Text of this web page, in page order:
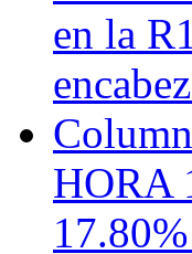
en la
HORA